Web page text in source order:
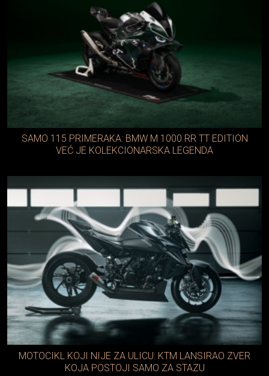
SAMO 115 PRIMERAKA: BMW M 1000 RR TT EDITION
VEĆ JE KOLEKCIONARSKA LEGENDA
MOTOCIKL KOJI NIJE ZA ULICU: KTM LANSIRAO ZVER
KOJA POSTOJI SAMO ZA STAZU